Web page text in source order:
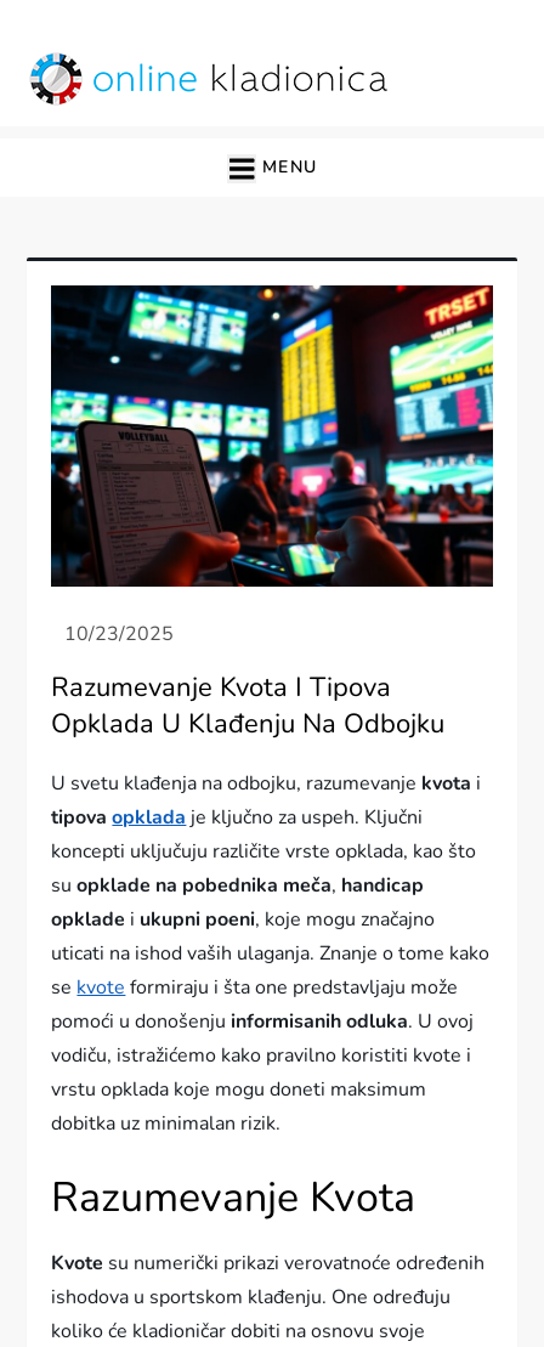
content
MENU
Razumevanje Kvota I Tipova
Opklada U Klađenju Na Odbojku
U svetu klađenja na odbojku, razumevanje kvota i
tipovaopklada je ključno za uspeh. Ključni
koncepti uključuju različite vrste opklada, kao što
suopklade na pobednika meča, handicap
opklade i ukupni poeni, koje mogu značajno
uticati na ishod vaših ulaganja. Znanje o tome kako
se kvote formiraju i šta one predstavljaju može
pomoći u donošenjuinformisanih odluka. U ovoj
vodiču, istražićemo kako pravilno koristiti kvote i
vrstu opklada koje mogu doneti maksimum
dobitka uz minimalan rizik.
Razumevanje Kvota
Kvote su numerički prikazi verovatnoće određenih
ishodova u sportskom klađenju. One određuju
koliko će kladioničar dobiti na osnovu svoje